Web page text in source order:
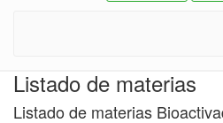
Listado de materias
Listado de materias